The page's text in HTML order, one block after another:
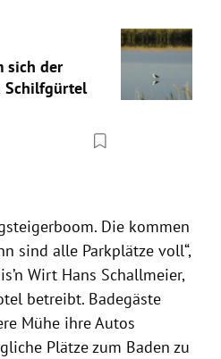
sich der
Schilfgürtel
Die kommen
sind alle Parkplätze voll“,
Wirt Hans Schallmeier,
betreibt. Badegäste
Mühe ihreAutos
Plätze zum Baden zu